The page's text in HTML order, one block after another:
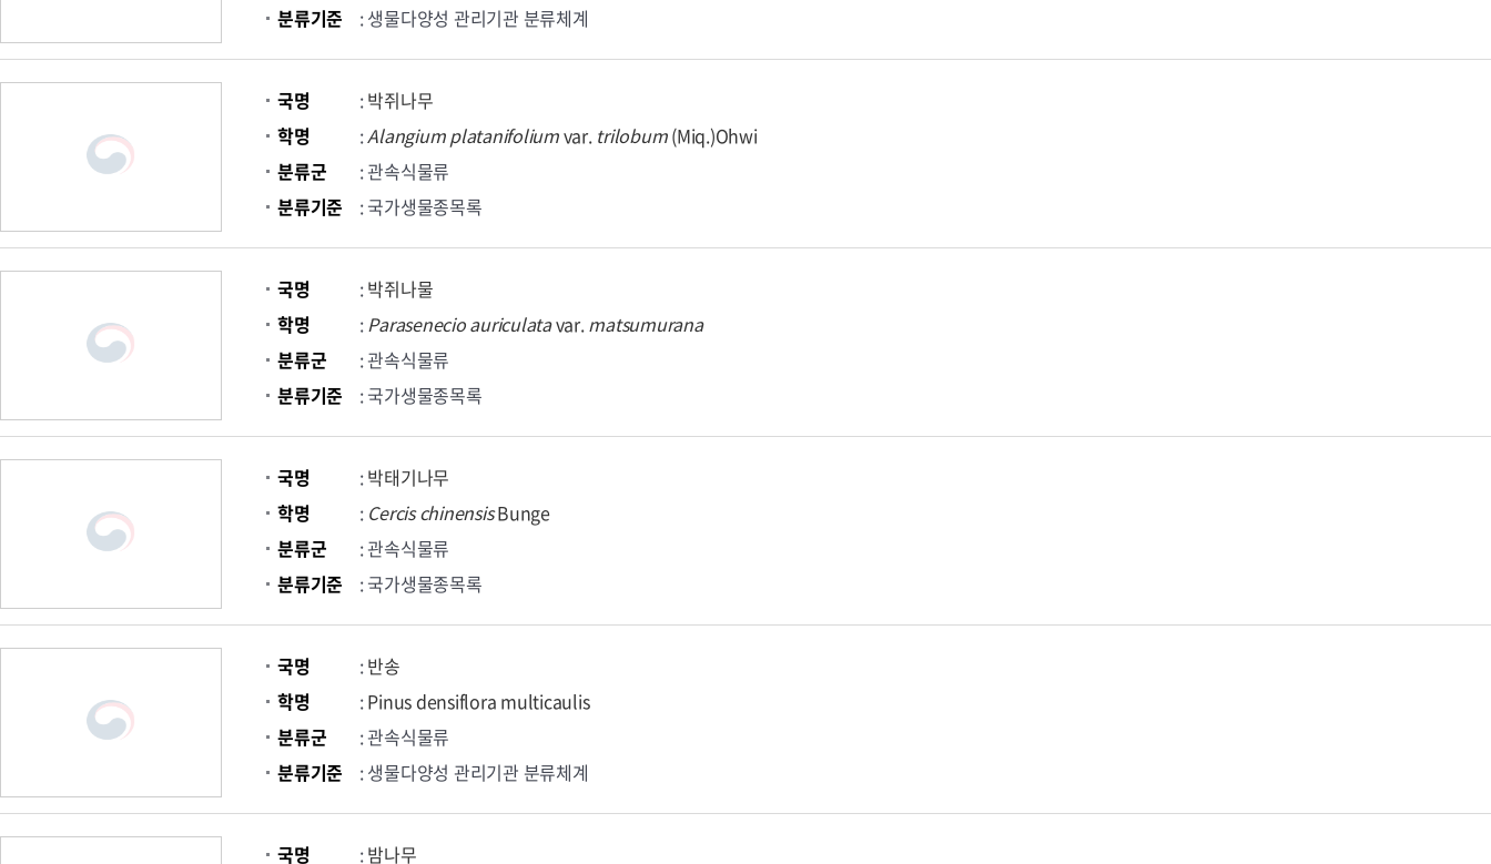
분류기준
: 생물다양성 관리기관 분류체계
국명 :박쥐나무
학명
:Alangiumplatanifoliumvar. trilobum(Miq.)Ohwi
분류군
: 관속식물류
분류기준
: 국가생물종목록
국명 :박쥐나물
학명
:Parasenecioauriculatavar.matsumurana
분류군
: 관속식물류
분류기준
: 국가생물종목록
국명 :박태기나무
학명
: Cercis chinensisBunge
분류군
: 관속식물류
분류기준
: 국가생물종목록
국명 :반송
학명
:Pinus densiflora multicaulis
분류군
: 관속식물류
분류기준
: 생물다양성 관리기관 분류체계
국명 :밤나무